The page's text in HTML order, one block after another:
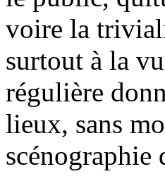
voire la
surtout à la
régulière
lieux, sans
scénographie